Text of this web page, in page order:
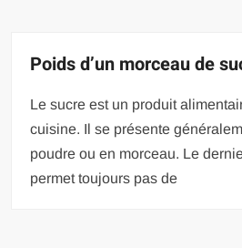
Poids d’un morceau de
Le sucre est un produit
cuisine. Il se présente
poudre ou en morceau. Le
permet toujours pas de